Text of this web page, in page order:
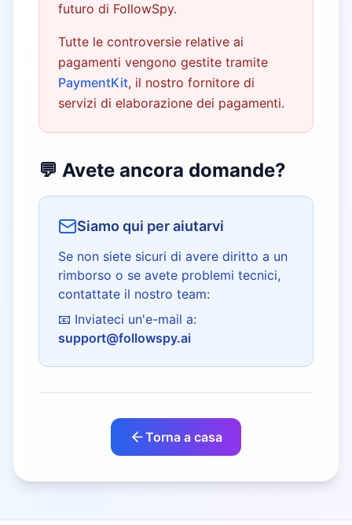
futuro di FollowSpy.
Tutte le controversie relative ai
pagamenti vengono gestite tramite
PaymentKit, il nostro fornitore di
servizi di elaborazione dei pagamenti.
💬 Avete ancora domande?
Siamo qui per aiutarvi
Se non siete sicuri di avere diritto a un
rimborso o se avete problemi tecnici,
contattate il nostro team:
📧 Inviateci un'e-mail a:
support@followspy.ai
Torna a casa